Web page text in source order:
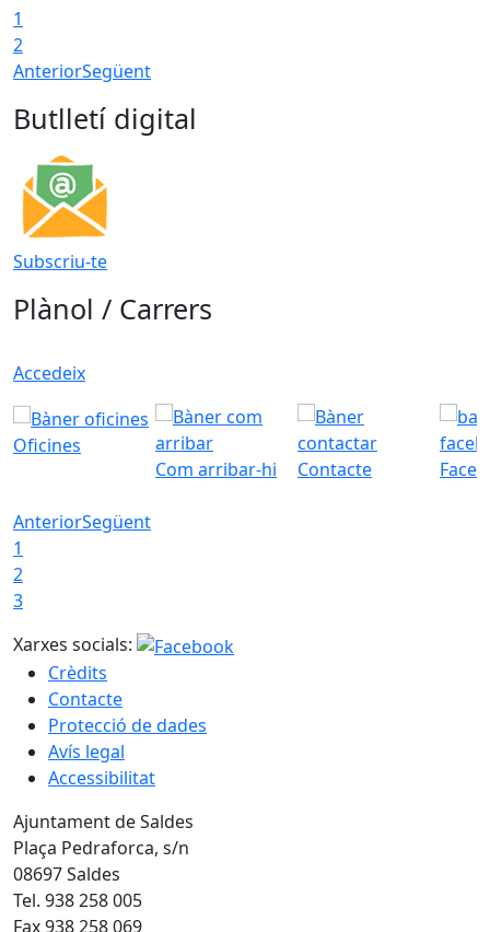
1
2
AnteriorSegüent
Butlletí digital
Subscriu-te
Plànol / Carrers
Accedeix
Oficines
Com arribar-hi
Contacte
AnteriorSegüent
1
2
3
Xarxes socials:
Crèdits
Contacte
Protecció de dades
Avís legal
Accessibilitat
Ajuntament de Saldes
Plaça Pedraforca, s/n
08697 Saldes
Tel. 938 258 005
Fax 938 258 069